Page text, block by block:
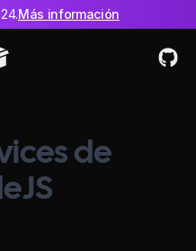
Más información
de